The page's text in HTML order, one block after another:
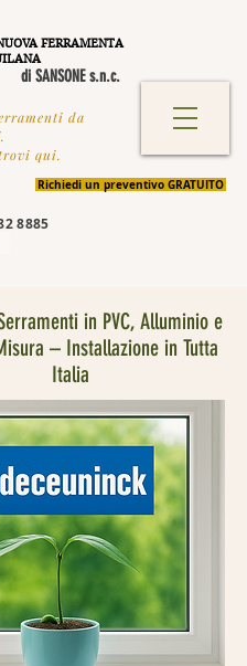
FERRAMENTA
di SANSONE s.n.c.
da
qui.
Richiedi un preventivo GRATUITO
8885
in PVC, Alluminio e
– Installazione in Tutta
Italia